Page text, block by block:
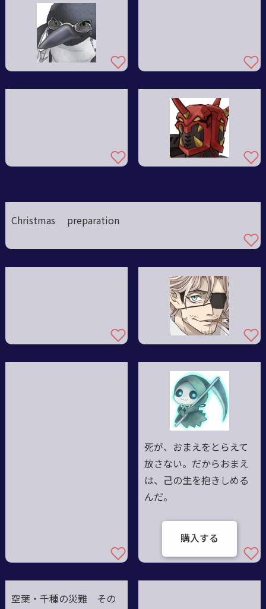
Christmas preparation
死が、おまえをとらえて
放さない。だからおまえ
は、己の生を抱きしめる
んだ。
購入する
空葉・千種の災難 その